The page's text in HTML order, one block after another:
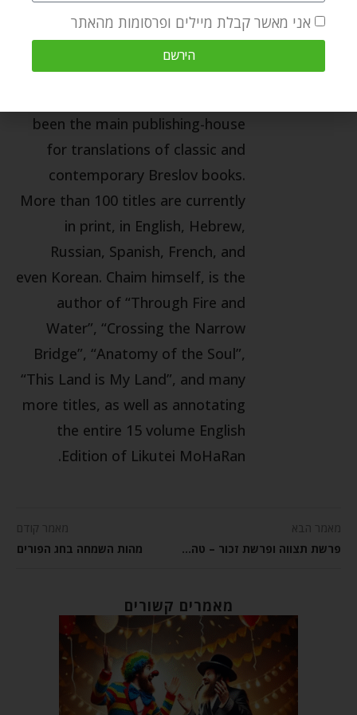
congregations around the world.
the Breslov Research Institute
been the main publishing-house
for translations of classic and
contemporary Breslov books.
More than 100 titles are currently
in print, in English, Hebrew,
Russian, Spanish, French, and
even Korean. Chaim himself, is the
author of “Through Fire and
Water”, “Crossing the Narrow
Bridge”, “Anatomy of the Soul”,
“This Land is My Land”, and many
more titles, as well as annotating
the entire 15 volume English
Edition of Likutei MoHaRan.
מאמר הבא
פרשת תצווה ופרשת זכור – טהרת המחשבה
מאמר קודם
מהות השמחה בחג הפורים
מאמרים קשורים
אני מאשר קבלת מיילים ופרסומות מהאתר
הירשם